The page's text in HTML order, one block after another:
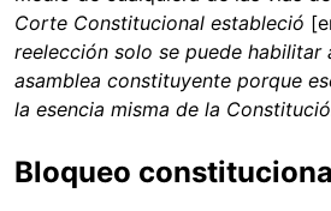
Corte Constitucional estableció
reelección solo se puede habilitar
asamblea constituyente porque
la esencia misma de la
Bloqueo